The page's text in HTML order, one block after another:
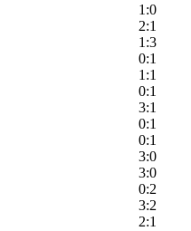
1:0
2:1
1:3
0:1
1:1
0:1
3:1
0:1
0:1
3:0
3:0
0:2
3:2
2:1